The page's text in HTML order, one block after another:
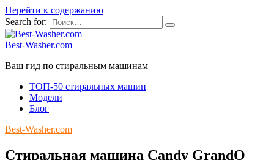
Перейти к содержанию
Search for:
Best-Washer.com
Ваш гид по стиральным машинам
ТОП-50 стиральных машин
Модели
Блог
Best-Washer.com
Стиральная машина Candy GrandO